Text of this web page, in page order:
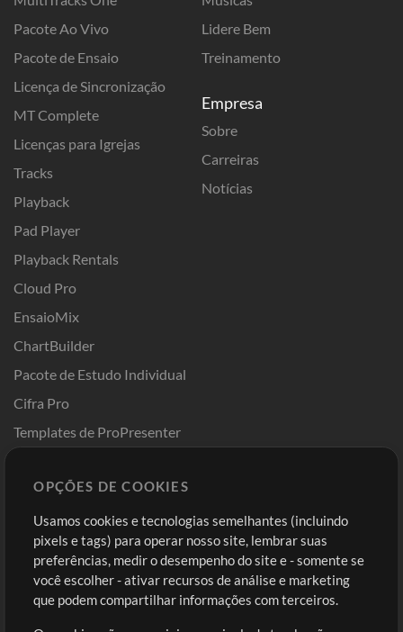
Pacote Ao Vivo
Pacote de Ensaio
Licença de Sincronização
MT Complete
Licenças para Igrejas
Tracks
Playback
Pad Player
Playback Rentals
Cloud Pro
EnsaioMix
ChartBuilder
Pacote de Estudo Individual
Cifra Pro
Templates de ProPresenter
Lidere Bem
Treinamento
Empresa
Sobre
Carreiras
Notícias
Comprar Créditos
Conteúdo Grátis
Solicite uma Música
Entre
Cadastre-se
Ir ao carrinho
OPÇÕES DE COOKIES
Usamos cookies e tecnologias semelhantes (incluindo
pixels e tags) para operar nosso site, lembrar suas
preferências, medir o desempenho do site e - somente se
você escolher - ativar recursos de análise e marketing
que podem compartilhar informações com terceiros.